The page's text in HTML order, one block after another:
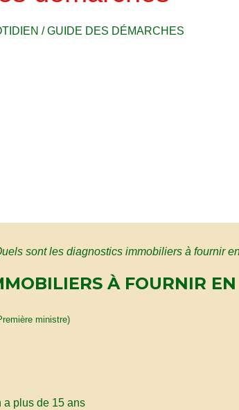
/GUIDE DES DÉMARCHES
sont les diagnostics immobiliers à fournir
À FOURNIR
ministre)
a plus de 15 ans